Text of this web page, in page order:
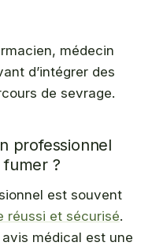
médecin
d’intégrer des
de sevrage.
professionnel
?
est souvent
réussi et sécurisé.
médical est une